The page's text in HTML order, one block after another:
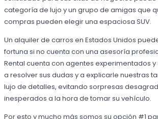
categoría de lujo y un grupo de amigas que
compras pueden elegir una espaciosa SUV.
Un alquiler de carros en Estados Unidos
fortuna si no cuenta con una asesoría
Rental cuenta con agentes experimentados
a resolver sus dudas y a explicarle nuestras
lujo de detalles, evitando sorpresas
inesperados a la hora de tomar su vehículo.
Por esto y mucho más somos su opción #1